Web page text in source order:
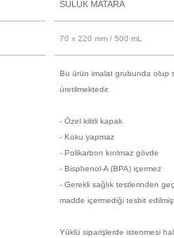
SULUK MATARA
70 x 220 mm / 500 mL
Bu ürün imalat grubunda olup
üretilmektedir.
- Özel kilitli kapak
- Koku yapmaz
- Polikarbon kırılmaz gövde
- Bisphenol-A (BPA) içermez
- Gerekli sağlık testlerinden
madde içermediği tesbit
Yüklü siparişlerde istenmesi